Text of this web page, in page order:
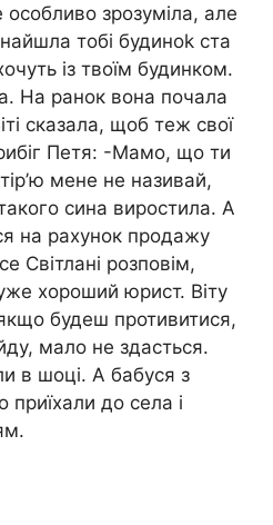
зрозуміла, але
тобі будиноk ста
із твоїм будинком.
На ранок вона почала
сказала, щоб теж свої
Петя: -Мамо, що ти
мене не називай,
сина виростила. А
на рахунок продажу
Світлані розповім,
хороший юрист. Віту
будеш противитися,
мало не здасться.
в шоці. А бабуся з
приїхали до села і